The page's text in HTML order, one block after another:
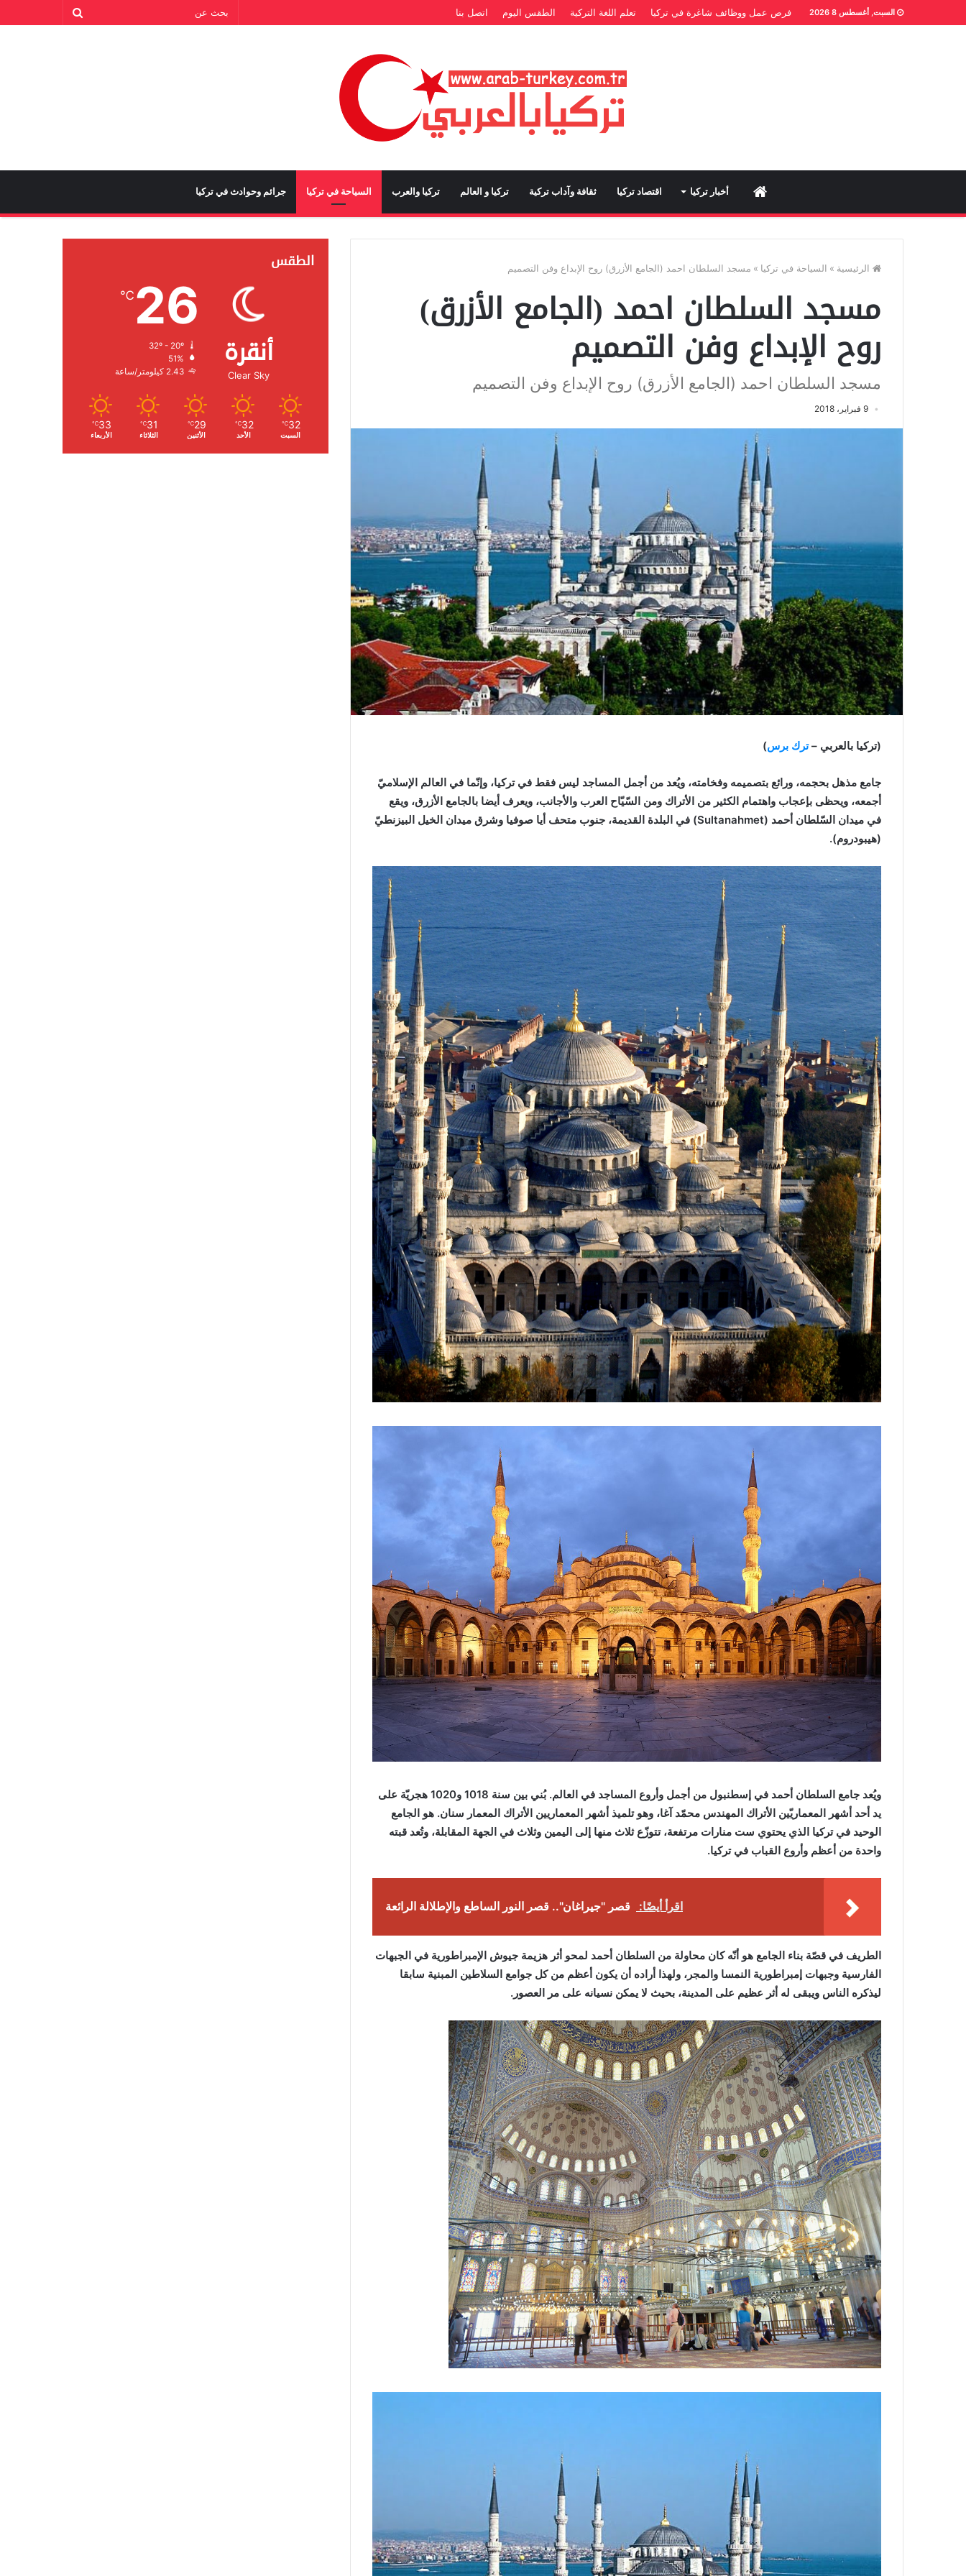
السبت, أغسطس 8 2026 فرص عمل ووظائف شاغرة في تركيا تعلم اللغة التركية الطقس اليوم اتصل بنا
Home أخبار تركيا اقتصاد تركيا ثقافة وآداب تركية تركيا و العالم تركيا والعرب السياحة في تركيا جرائم وحوادث في تركيا
الرئيسية » السياحة في تركيا » مسجد السلطان احمد (الجامع الأزرق) روح الإبداع وفن التصميم
مسجد السلطان احمد (الجامع الأزرق)
روح الإبداع وفن التصميم
مسجد السلطان احمد (الجامع الأزرق) روح الإبداع وفن التصميم
9 فبراير، 2018
(تركيا بالعربي –ترك برس)
جامع مذهل بحجمه، ورائع بتصميمه وفخامته، ويُعد من أجمل المساجد ليس فقط في تركيا، وإنّما في العالم الإسلاميّ
أجمعه، ويحظى بإعجاب واهتمام الكثير من الأتراك ومن السّيّاح العرب والأجانب، ويعرف أيضا بالجامع الأزرق، ويقع
في ميدان السّلطان أحمد (Sultanahmet) في البلدة القديمة، جنوب متحف أيا صوفيا وشرق ميدان الخيل البيزنطيّ
(هيبودروم).
ويُعد جامع السلطان أحمد في إسطنبول من أجمل وأروع المساجد في العالم. بُني بين سنة 1018 و1020 هجريّة على
يد أحد أشهر المعماريّين الأتراك المهندس محمّد آغا، وهو تلميذ أشهر المعماريين الأتراك المعمار سنان. هو الجامع
الوحيد في تركيا الذي يحتوي ست منارات مرتفعة، تتوزّع ثلاث منها إلى اليمين وثلاث في الجهة المقابلة، وتُعد قبته
واحدة من أعظم وأروع القباب في تركيا.
اقرأ أيضًا: قصر "جيراغان".. قصر النور الساطع والإطلالة الرائعة
الطريف في قصّة بناء الجامع هو أنّه كان محاولة من السلطان أحمد لمحو أثر هزيمة جيوش الإمبراطورية في الجبهات
الفارسية وجبهات إمبراطورية النمسا والمجر، ولهذا أراده أن يكون أعظم من كل جوامع السلاطين المبنية سابقا
ليذكره الناس ويبقى له أثر عظيم على المدينة، بحيث لا يمكن نسيانه على مر العصور.
الطقس
أنقرة
Clear Sky
26
℃
الرطوبة:
الرياح:
32
℃
السبت
32
℃
الأحد
29
℃
الأثنين
31
℃
الثلاثاء
33
℃
الأربعاء